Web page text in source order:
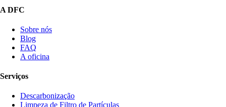
A DFC
Sobre nós
Blog
FAQ
A oficina
Serviços
Descarbonização
Limpeza de Filtro de Partículas